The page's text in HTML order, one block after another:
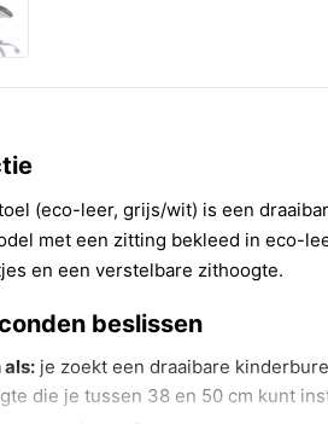
(eco-leer, grijs/wit) is een
met een zitting bekleed in eco-
en een verstelbare zithoogte.
beslissen
als: je zoekt een draaibare
die je tussen 38 en 50 cm kunt